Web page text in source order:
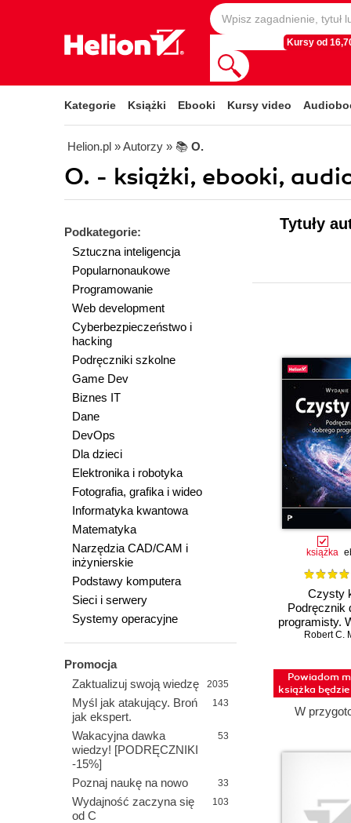
Kursy od
Kategorie Książki Ebooki Kursy video
Helion.pl » Autorzy » 📚 O.
O. - książki, ebooki,
Podkategorie:
Sztuczna inteligencja
Popularnonaukowe
Programowanie
Web development
Cyberbezpieczeństwo i
hacking
Podręczniki szkolne
Game Dev
Biznes IT
Dane
DevOps
Dla dzieci
Elektronika i robotyka
Fotografia, grafika i wideo
Informatyka kwantowa
Matematyka
Narzędzia CAD/CAM i
inżynierskie
Podstawy komputera
Sieci i serwery
Systemy operacyjne
Promocja
Zaktualizuj swoją wiedzę
2035
Myśl jak atakujący. Broń
jak ekspert.
143
Wakacyjna dawka
wiedzy! [PODRĘCZNIKI
-15%]
53
Poznaj naukę na nowo 33
Wydajność zaczyna się
od C
103
Tytuły
książka
Czysty
Podręcznik
programisty.
Robert C.
Powiadom
książka
W